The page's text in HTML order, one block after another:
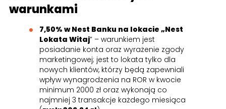
warunkami
7,50% w Nest Banku na lokacie „Nest
Lokata Witaj” – warunkiem jest
posiadanie konta oraz wyrażenie zgody
marketingowej; jest to lokata tylko dla
nowych klientów, którzy będą zapewniali
wpływ wynagrodzenia na ROR w kwocie
minimum 2000 zł oraz wykonają co
najmniej 3 transakcje każdego miesiąca